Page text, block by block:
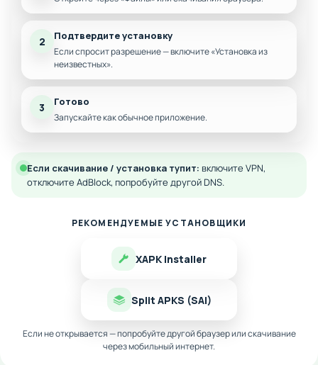
2 Подтвердите установку
Если спросит разрешение — включите «Установка из
неизвестных».
3 Готово
Запускайте как обычное приложение.
Если скачивание / установка тупит: включите VPN,
отключите AdBlock, попробуйте другой DNS.
РЕКОМЕНДУЕМЫЕ УСТАНОВЩИКИ
XAPK Installer
Split APKS (SAI)
Если не открывается — попробуйте другой браузер или скачивание
через мобильный интернет.